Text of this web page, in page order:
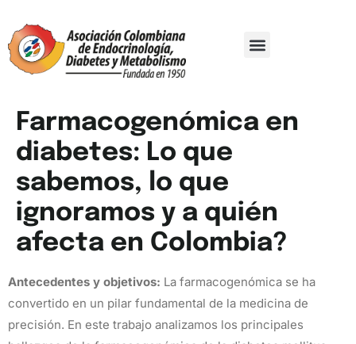
Farmacogenómica en
diabetes: Lo que
sabemos, lo que
ignoramos y a quién
afecta en Colombia?
Antecedentes y objetivos: La farmacogenómica se ha
convertido en un pilar fundamental de la medicina de
precisión. En este trabajo analizamos los principales